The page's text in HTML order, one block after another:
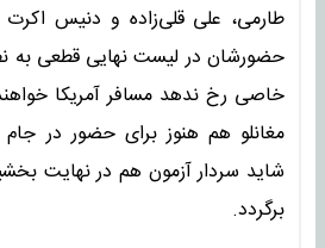
طارمی، علی قلی‌زاده و دنیس اکرت
حضورشان در لیست نهایی قطعی به
خاصی رخ ندهد مسافر آمریکا
مغانلو هم هنوز برای حضور در
شاید سردار آزمون هم در نهایت
برگردد.